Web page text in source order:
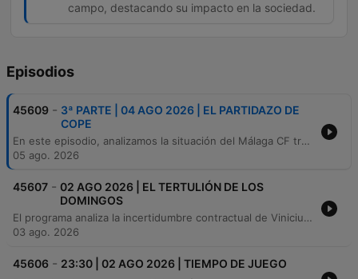
campo, destacando su impacto en la sociedad.
Episodios
45609 - 3ª PARTE | 04 AGO 2026 | EL PARTIDAZO DE
COPE
En este episodio, analizamos la situación del Málaga CF tras su regreso a Primera División, evaluando su estrategia basada en canteranos y los riesgos de perder piezas clave ante el mercado externo. También repasamos la actualidad de fichajes internacionales, con especial atención a las negociaciones de Deco en Madrid. Asimismo, realizamos un recorrido histórico por la mítica 'Quinta del Buitre' del Real Madrid. A través de la entrevista con Roberto Palomar, recordamos el auge, la identidad madridista y el impacto sociológico de figuras como Emilio Butragueño, Michel y Martín Vázquez.
05 ago. 2026
45607 - 02 AGO 2026 | EL TERTULIÓN DE LOS
DOMINGOS
El programa analiza la incertidumbre contractual de Vinicius Jr. con el Real Madrid, evaluando su valor económico, las posibles ofertas del Arsenal y cómo su renovación afectará a otros movimientos en la plantilla como el fichaje de Diomandé. También se debate la crisis institucional y de infraestructuras en el Rayo Vallecano debido al estado de su estadio. Asimismo, se trata la situación de Julián Álvarez en el Atlético de Madrid y el interés del FC Barcelona por su contratación, comparando las estrategias de ambos clubes. El episodio concluye con preguntas de los oyentes sobre fichajes y una entrevista con el atleta Adrián Blázquez sobre su preparación para el Campeonato de Europa.
03 ago. 2026
45606 - 23:30 | 02 AGO 2026 | TIEMPO DE JUEGO